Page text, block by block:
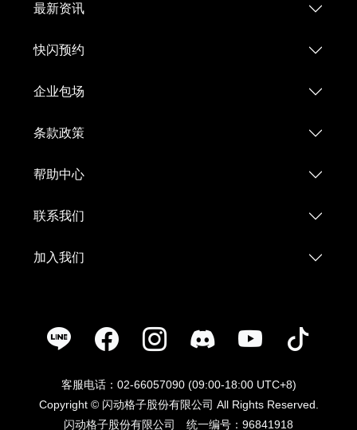
最新资讯
快闪预约
企业包场
条款政策
帮助中心
联系我们
加入我们
客服电话：02-66057090 (09:00-18:00 UTC+8)
Copyright © 闪动格子股份有限公司 All Rights Reserved.
闪动格子股份有限公司 统一编号：96841918